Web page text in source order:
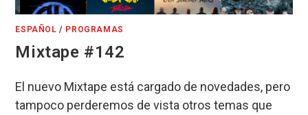
ESPAÑOL / PROGRAMAS
Mixtape #142
El nuevo Mixtape está cargado de novedades, pero
tampoco perderemos de vista otros temas que